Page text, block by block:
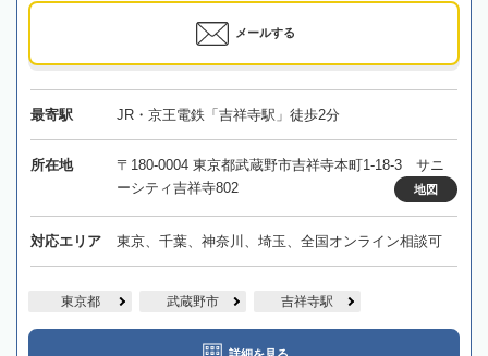
メールする
最寄駅 JR・京王電鉄「吉祥寺駅」徒歩2分
所在地
〒180-0004 東京都武蔵野市吉祥寺本町1-18-3 サニ
ーシティ吉祥寺802
地図
対応エリア 東京、千葉、神奈川、埼玉、全国オンライン相談可
東京都 武蔵野市 吉祥寺駅